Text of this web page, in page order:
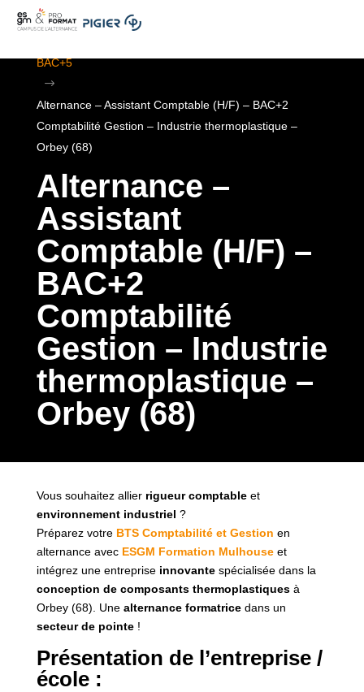
BAC+5
$
Alternance – Assistant Comptable (H/F) – BAC+2
Comptabilité Gestion – Industrie thermoplastique –
Orbey (68)
Alternance –
Assistant
Comptable (H/F) –
BAC+2
Comptabilité
Gestion – Industrie
thermoplastique –
Orbey (68)
Vous souhaitez allier rigueur comptableet
environnement industriel ?
Préparez votre BTS Comptabilité et Gestion en
alternance avec ESGM Formation Mulhouseet
intégrez une entreprise innovante spécialisée dans la
conception de composants thermoplastiquesà
Orbey (68). Une alternance formatricedans un
secteur de pointe!
Présentation de l’entreprise /
école :